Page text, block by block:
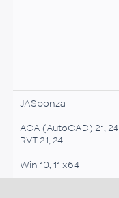
JASponza
ACA (AutoCAD) 21, 24
RVT 21, 24
Win 10, 11 x64